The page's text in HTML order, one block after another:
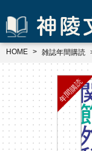
HOME 雑誌年間購読